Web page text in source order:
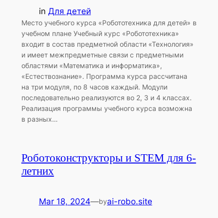
in Для детей
Место учебного курса «Робототехника для детей» в
учебном плане Учебный курс «Робототехника»
входит в состав предметной области «Технология»
и имеет межпредметные связи с предметными
областями «Математика и информатика»,
«Естествознание». Программа курса рассчитана
на три модуля, по 8 часов каждый. Модули
последовательно реализуются во 2, 3 и 4 классах.
Реализация программы учебного курса возможна
в разных…
Роботоконструкторы и STEM для 6-
летних
Mar 18, 2024—byai-robo.site